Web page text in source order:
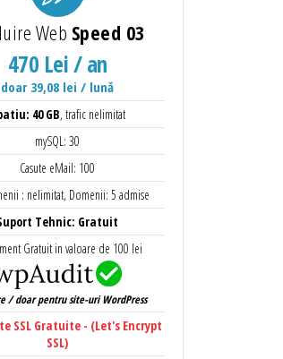
Web Speed 03
470 Lei / an
doar 39,08 lei / lună
40 GB, trafic nelimitat
mySQL: 30
Casute eMail: 100
: nelimitat, Domenii: 5 admise
Tehnic: Gratuit
Gratuit in valoare de 100 lei
/ doar pentru site-uri WordPress
SSL Gratuite - (Let's Encrypt
SSL)